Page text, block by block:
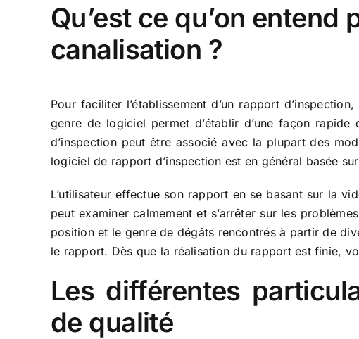
Qu’est ce qu’on
canalisation ?
Pour faciliter l’établissement d’un rapport
genre de logiciel permet d’établir d’une façon
d’inspection peut être associé avec la plupart des
logiciel de rapport d’inspection est en général basée
L’utilisateur effectue son rapport en se basant sur la
peut examiner calmement et s’arrêter sur les
position et le genre de dégâts rencontrés à partir de
le rapport. Dès que la réalisation du rapport est finie,
Les différentes
de qualité